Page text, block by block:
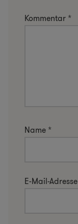
Kommentar *
Name *
E-Mail-Adresse